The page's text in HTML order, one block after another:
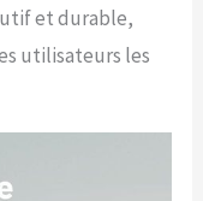
et durable,
utilisateurs les